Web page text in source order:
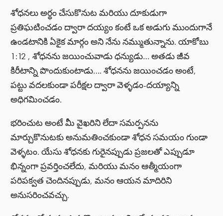
శోధనలు అర్థం చేసుకొనుట మరియు దూకుడుగా
ప్రతిఘటించడం ద్వారా దయ్యం కంటే ఒక అడుగు ముందుగానే
ఉండటానికి ఏకైక మార్గం అని నేను నమ్ముతున్నాను. యాకోబు
1:12 , శోధనను జయించువాడు ధన్యుడు… అతడు జీవ
కిరీటాన్ని పొందుకుంటాడు…. శోధనను జయించడం అంటే,
పట్టు వదలకుండా పరీక్షల ద్వారా వెళ్ళడం-దయ్యాన్ని
అధిగమించడం.
భరించుట అంటే మీ వైఖరిని లేదా సమర్పనను
మార్చుకొనుటకు అనుమతించకుండా శోధన సమయం గుండా
వెళ్ళటం. యేసు శోధనకు గురైనప్పుడు ప్రజలతో ఎప్పుడూ
భిన్నంగా ప్రవర్తించలేదు, మరియు మనం ఆత్మీయంగా
పరిపక్వత చెందినప్పుడు, మనం ఆయన మాదిరిని
అనుసరించవచ్చు.